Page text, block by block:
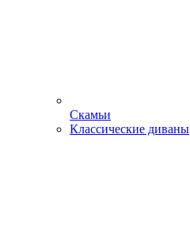
Скамьи
Классические диваны